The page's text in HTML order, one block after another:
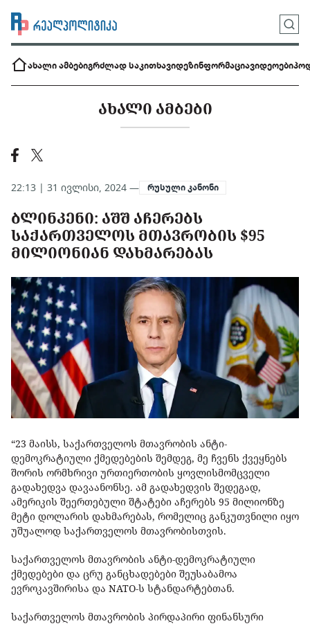
ახალი ამბებიგრძლად საკითხავიდეზინფორმაციავიდეოები
ᲐᲮᲐᲚᲘ ᲐᲛᲑᲔᲑᲘ
22:13 | 31 ივლისი, 2024 — რუსული კანონი
ᲑᲚᲘᲜᲙᲔᲜᲘ: ᲐᲨᲨ ᲐᲩᲔᲠᲔᲑᲡ
ᲡᲐᲥᲐᲠᲗᲕᲔᲚᲝᲡ ᲛᲗᲐᲕᲠᲝᲑᲘᲡ $95
ᲛᲘᲚᲘᲝᲜᲘᲐᲜ ᲓᲐᲮᲛᲐᲠᲔᲑᲐᲡ
“23 მაისს, საქართველოს მთავრობის ანტი-
დემოკრატიული ქმედებების შემდეგ, მე ჩვენს ქვეყნებს
შორის ორმხრივი ურთიერთობის ყოვლისმომცველი
გადახედვა დავაანონსე. ამ გადახედვის შედეგად,
ამერიკის შეერთებული შტატები აჩერებს 95 მილიონზე
მეტი დოლარის დახმარებას, რომელიც განკუთვნილი იყო
უშუალოდ საქართველოს მთავრობისთვის.
საქართველოს მთავრობის ანტი-დემოკრატიული
ქმედებები და ცრუ განცხადებები შეუსაბამოა
ევროკავშირისა და NATO-ს სტანდარტებთან.
საქართველოს მთავრობის პირდაპირი ფინანსური